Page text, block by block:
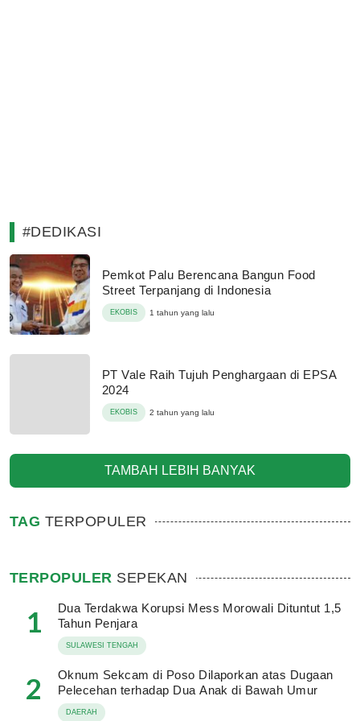
#DEDIKASI
Pemkot Palu Berencana Bangun Food
Street Terpanjang di Indonesia
EKOBIS 1 tahun yang lalu
PT Vale Raih Tujuh Penghargaan di EPSA
2024
EKOBIS 2 tahun yang lalu
TAMBAH LEBIH BANYAK
TAG TERPOPULER
TERPOPULER SEPEKAN
1
Dua Terdakwa Korupsi Mess Morowali Dituntut 1,5
Tahun Penjara
SULAWESI TENGAH
2
Oknum Sekcam di Poso Dilaporkan atas Dugaan
Pelecehan terhadap Dua Anak di Bawah Umur
DAERAH